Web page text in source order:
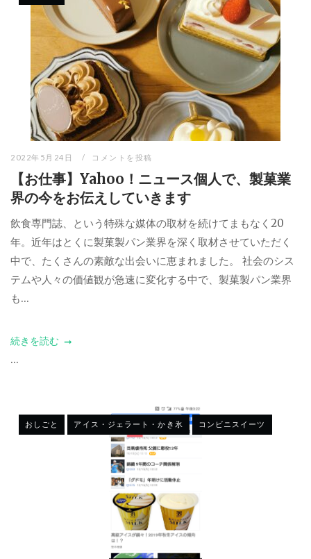
2022年5月24日 コメントを投稿
【お仕事】Yahoo！ニュース個人で、製菓業
界の今をお伝えしていきます
飲食専門誌、という特殊な媒体の取材を続けてまもなく20
年。近年はとくに製菓製パン業界を深く取材させていただく
中で、たくさんの素敵な出会いに恵まれました。 社会のシス
テムや人々の価値観が急速に変化する中で、製菓製パン業界
も...
続きを読む
...
おしごと アイス・ジェラート・かき氷 コンビニスイーツ